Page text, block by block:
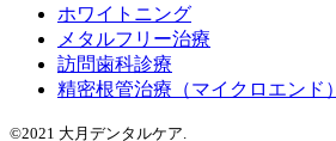
ホワイトニング
メタルフリー治療
訪問歯科診療
精密根管治療（マイクロエンド）
©2021 大月デンタルケア.